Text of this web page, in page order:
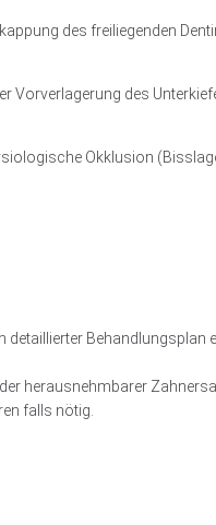
des freiliegenden
Vorverlagerung des
Okklusion
Behandlungsplan
herausnehmbarer
falls nötig.